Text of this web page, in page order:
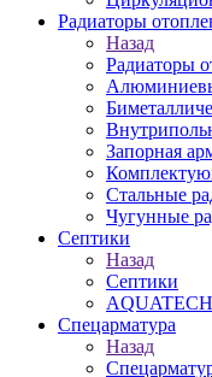
Радиаторы
Назад
Радиаторы
Запорная
Стальные
Чугунные
Септики
Назад
Септики
AQUATECH
Спецарматура
Назад